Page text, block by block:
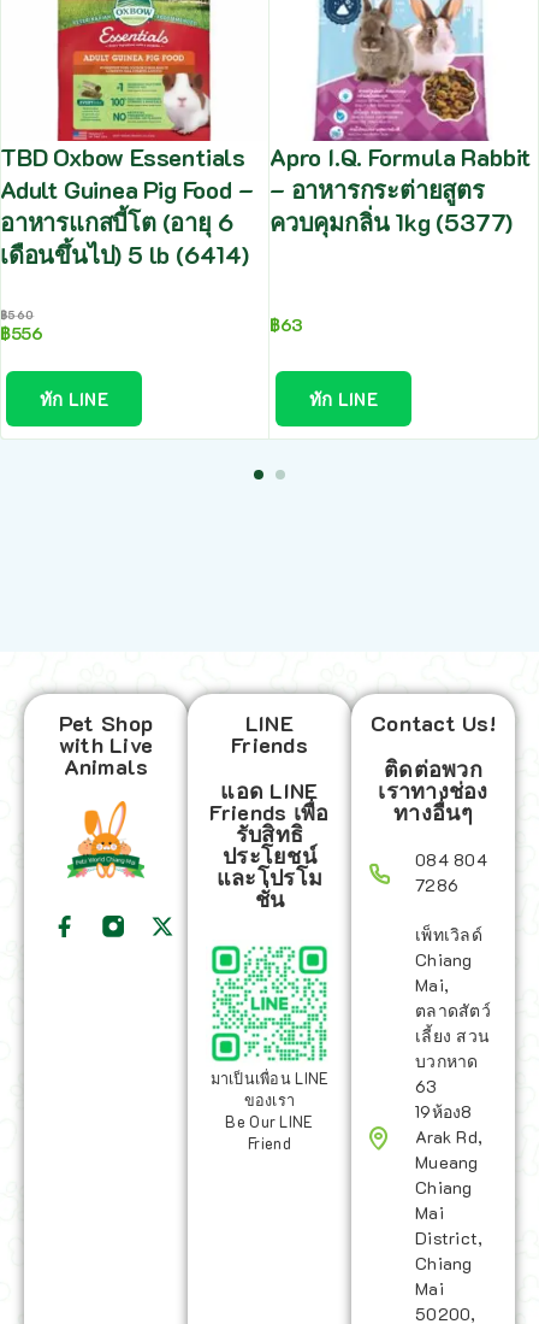
TBD Oxbow Essentials
Adult Guinea Pig Food –
อาหารแกสบี้โต (อายุ 6
เดือนขึ้นไป) 5 lb (6414)
฿560
฿556
ทัก LINE
Apro I.Q. Formula Rabbit
– อาหารกระต่ายสูตร
ควบคุมกลิ่น 1kg (5377)
฿63
ทัก LINE
Pet Shop
with Live
Animals
LINE
Friends
แอด LINE
Friends เพื่อ
รับสิทธิ
ประโยชน์
และโปรโม
ชั่น
มาเป็นเพื่อน LINE
ของเรา
Be Our LINE
Friend
Contact Us!
ติดต่อพวก
เราทางช่อง
ทางอื่นๆ
084 804
7286
เพ็ทเวิลด์
Chiang
Mai,
ตลาดสัตว์
เลี้ยง สวน
บวกหาด
63
19ห้อง8
Arak Rd,
Mueang
Chiang
Mai
District,
Chiang
Mai
50200,